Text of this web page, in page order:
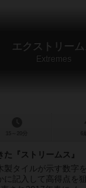
エクストリーム
Extremes
『ストリームス』
製タイルが示す数字
に記入して高得点を